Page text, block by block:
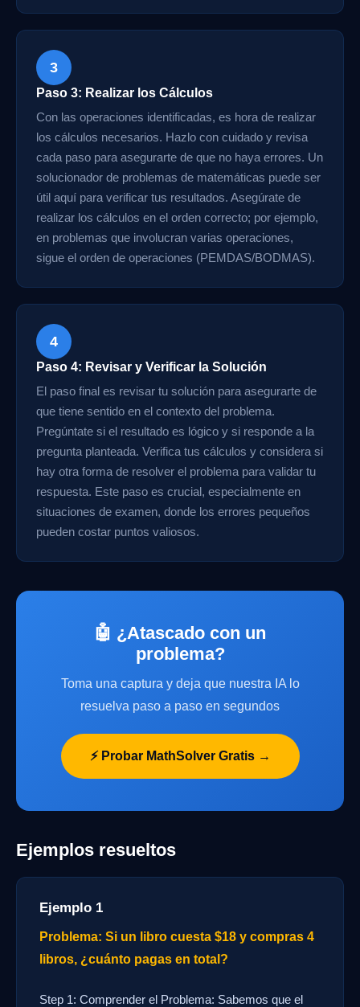
3
Paso 3: Realizar los Cálculos
Con las operaciones identificadas, es hora de realizar
los cálculos necesarios. Hazlo con cuidado y revisa
cada paso para asegurarte de que no haya errores. Un
solucionador de problemas de matemáticas puede ser
útil aquí para verificar tus resultados. Asegúrate de
realizar los cálculos en el orden correcto; por ejemplo,
en problemas que involucran varias operaciones,
sigue el orden de operaciones (PEMDAS/BODMAS).
4
Paso 4: Revisar y Verificar la Solución
El paso final es revisar tu solución para asegurarte de
que tiene sentido en el contexto del problema.
Pregúntate si el resultado es lógico y si responde a la
pregunta planteada. Verifica tus cálculos y considera si
hay otra forma de resolver el problema para validar tu
respuesta. Este paso es crucial, especialmente en
situaciones de examen, donde los errores pequeños
pueden costar puntos valiosos.
🤖 ¿Atascado con un
problema?
Toma una captura y deja que nuestra IA lo
resuelva paso a paso en segundos
⚡ Probar MathSolver Gratis →
Ejemplos resueltos
Ejemplo 1
Problema: Si un libro cuesta $18 y compras 4
libros, ¿cuánto pagas en total?
Step 1: Comprender el Problema: Sabemos que el